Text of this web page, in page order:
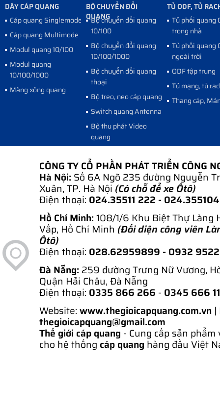
DÂY CÁP QUANG
Cáp quang Singlemode
Cáp quang Multimode
Modul quang 10/100
Modul quang
10/100/1000
Măng xông quang
BỘ CHUYỂN ĐỔI
QUANG
Bộ chuyển đổi quang
10/100
Bộ chuyển đổi quang
10/100/1000
Bộ chuyển đổi quang
thoại
Bộ treo, neo cáp quang
Switch quang Antenna
Bộ thu phát Video
quang
TỦ ODF, TỦ
Tủ phối quang
trong nhà
Tủ phối quang
ngoài trời
ODF tập trung
Tủ mạng, tủ
Thang cáp,
CÔNG TY CỔ PHẦN PHÁT TRIỂN CÔNG
Hà Nội: Số 6A Ngõ 235 đường Nguyễn
Xuân, TP. Hà Nội (Có chỗ để xe Ôtô)
Điện thoại: 024.35511 222 -
Hồ Chí Minh: 108/1/6 Khu Biệt Thự Làng
Vấp, Hồ Chí Minh (Đối diện công viên
Ôtô)
Điện thoại: 028.62959899 - 0932
Đà Nẵng: 259 đường Trưng Nữ Vương,
Quận Hải Châu, Đà Nẵng
Điện thoại: 0335 866 266 - 0345 666
Website: www.thegioicapquang.com.vn |
thegioicapquang@gmail.com
Thế giới cáp quang - Cung cấp sản
cho hệ thống cáp quang hàng đầu Việt